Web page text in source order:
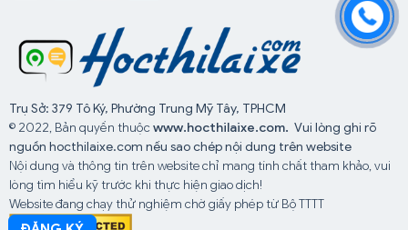
Trụ Sở: 379 Tô Ký, Phường Trung Mỹ Tây, TPHCM
© 2022, Bản quyền thuộc www.hocthilaixe.com. Vui lòng ghi rõ
nguồn hocthilaixe.com nếu sao chép nội dung trên website
Nội dung và thông tin trên website chỉ mang tính chất tham khảo, vui
lòng tìm hiểu kỹ trước khi thực hiện giao dịch!
Website đang chạy thử nghiệm chờ giấy phép từ Bộ TTTT